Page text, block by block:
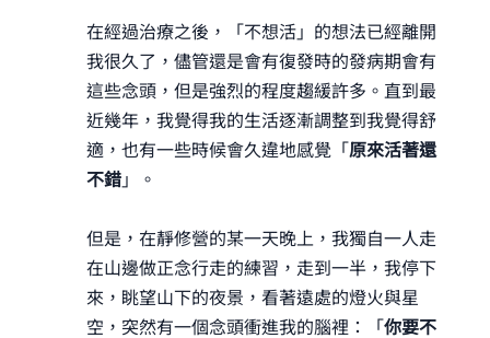
在經過治療之後，「不想活」的想法已經離開
我很久了，儘管還是會有復發時的發病期會有
這些念頭，但是強烈的程度趨緩許多。直到最
近幾年，我覺得我的生活逐漸調整到我覺得舒
適，也有一些時候會久違地感覺「原來活著還
不錯」。
但是，在靜修營的某一天晚上，我獨自一人走
在山邊做正念行走的練習，走到一半，我停下
來，眺望山下的夜景，看著遠處的燈火與星
空，突然有一個念頭衝進我的腦裡：「你要不